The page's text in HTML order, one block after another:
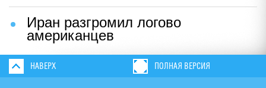
Иран разгромил логово
американцев
НАВЕРХ ПОЛНАЯ ВЕРСИЯ